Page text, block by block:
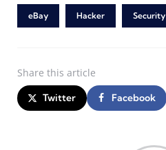
eBay Hacker Security
Share this article
Twitter Facebook